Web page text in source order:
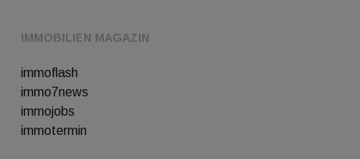
IMMOBILIEN MAGAZIN
immoflash
immo7news
immojobs
immotermin